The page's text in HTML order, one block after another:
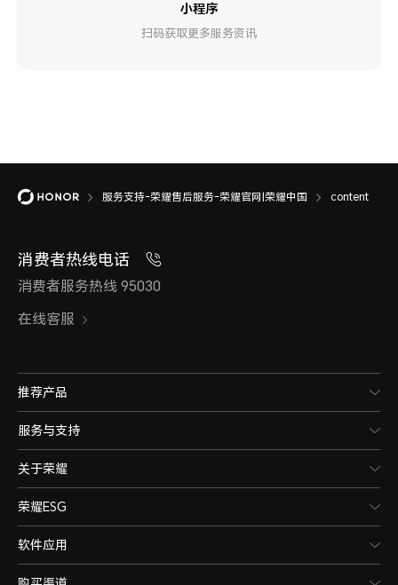
小程序
扫码获取更多服务资讯
服务支持-荣耀售后服务-荣耀官网|荣耀中国 content
消费者热线电话
消费者服务热线 95030
在线客服
推荐产品
服务与支持
关于荣耀
荣耀ESG
软件应用